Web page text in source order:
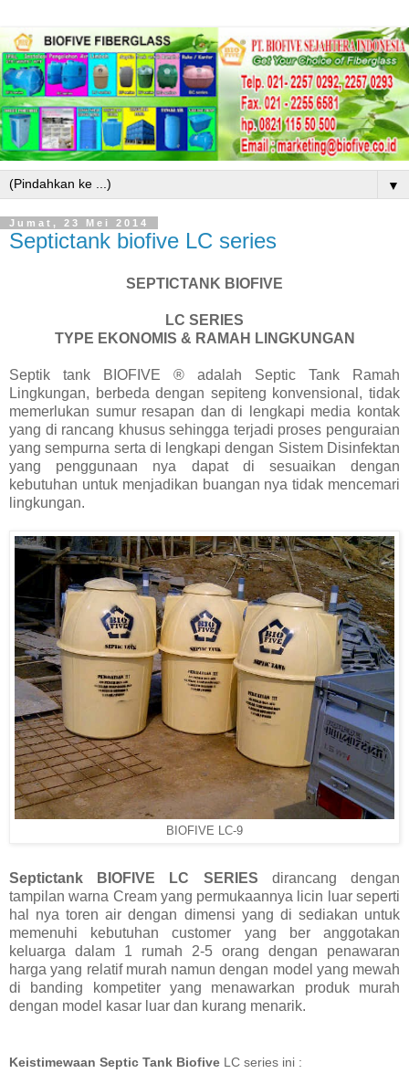
▼
Jumat, 23 Mei 2014
Septictank biofive LC series
SEPTICTANK BIOFIVE
LC SERIES
TYPE EKONOMIS & RAMAH LINGKUNGAN
Septik tank BIOFIVE ® adalah Septic Tank Ramah
Lingkungan, berbeda dengan sepiteng konvensional, tidak
memerlukan sumur resapan dan di lengkapi media kontak
yang di rancang khusus sehingga terjadi proses penguraian
yang sempurna serta di lengkapi dengan Sistem Disinfektan
yang penggunaan nya dapat di sesuaikan dengan
kebutuhan untuk menjadikan buangan nya tidak mencemari
lingkungan.
BIOFIVE LC-9
Septictank BIOFIVE LC SERIES dirancang dengan
tampilan warna Cream yang permukaannya licin luar seperti
hal nya toren air dengan dimensi yang di sediakan untuk
memenuhi kebutuhan customer yang ber anggotakan
keluarga dalam 1 rumah 2-5 orang dengan penawaran
harga yang relatif murah namun dengan model yang mewah
di banding kompetiter yang menawarkan produk murah
dengan model kasar luar dan kurang menarik.
Keistimewaan Septic Tank Biofive LC series ini :